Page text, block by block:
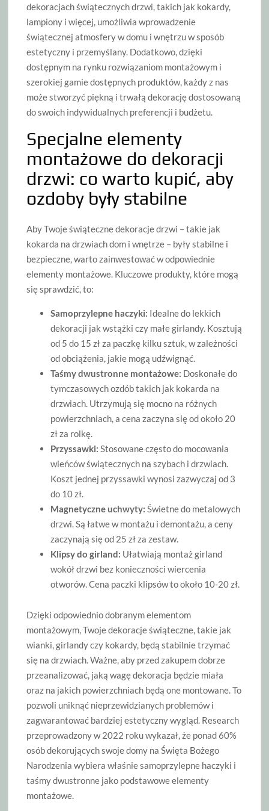
dekoracjach świątecznych drzwi, takich jak kokardy,
lampiony i więcej, umożliwia wprowadzenie
świątecznej atmosfery w domu i wnętrzu w sposób
estetyczny i przemyślany. Dodatkowo, dzięki
dostępnym na rynku rozwiązaniom montażowym i
szerokiej gamie dostępnych produktów, każdy z nas
może stworzyć piękną i trwałą dekorację dostosowaną
do swoich indywidualnych preferencji i budżetu.
Specjalne elementy
montażowe do dekoracji
drzwi: co warto kupić, aby
ozdoby były stabilne
Aby Twoje świąteczne dekoracje drzwi – takie jak
kokarda na drzwiach dom i wnętrze – były stabilne i
bezpieczne, warto zainwestować w odpowiednie
elementy montażowe. Kluczowe produkty, które mogą
się sprawdzić, to:
Samoprzylepne haczyki: Idealne do lekkich
dekoracji jak wstążki czy małe girlandy. Kosztują
od 5 do 15 zł za paczkę kilku sztuk, w zależności
od obciążenia, jakie mogą udźwignąć.
Taśmy dwustronne montażowe: Doskonałe do
tymczasowych ozdób takich jak kokarda na
drzwiach. Utrzymują się mocno na różnych
powierzchniach, a cena zaczyna się od około 20
zł za rolkę.
Przyssawki: Stosowane często do mocowania
wieńców świątecznych na szybach i drzwiach.
Koszt jednej przyssawki wynosi zazwyczaj od 3
do 10 zł.
Magnetyczne uchwyty: Świetne do metalowych
drzwi. Są łatwe w montażu i demontażu, a ceny
zaczynają się od 25 zł za zestaw.
Klipsy do girland: Ułatwiają montaż girland
wokół drzwi bez konieczności wiercenia
otworów. Cena paczki klipsów to około 10-20 zł.
Dzięki odpowiednio dobranym elementom
montażowym, Twoje dekoracje świąteczne, takie jak
wianki, girlandy czy kokardy, będą stabilnie trzymać
się na drzwiach. Ważne, aby przed zakupem dobrze
przeanalizować, jaką wagę dekoracja będzie miała
oraz na jakich powierzchniach będą one montowane. To
pozwoli uniknąć nieprzewidzianych problemów i
zagwarantować bardziej estetyczny wygląd. Research
przeprowadzony w 2022 roku wykazał, że ponad 60%
osób dekorujących swoje domy na Święta Bożego
Narodzenia wybiera właśnie samoprzylepne haczyki i
taśmy dwustronne jako podstawowe elementy
montażowe.